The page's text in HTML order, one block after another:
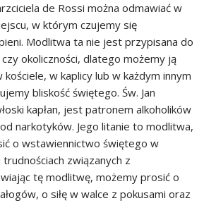
de Rossi można odmawiać w
w którym czujemy się
Modlitwa ta nie jest przypisana do
okoliczności, dlatego możemy ją
w kaplicy lub w każdym innym
bliskość świętego. Św. Jan
kapłan, jest patronem alkoholików
narkotyków. Jego litanie to modlitwa,
o wstawiennictwo świętego w
związanych z
tę modlitwę, możemy prosić o
o siłę w walce z pokusami oraz